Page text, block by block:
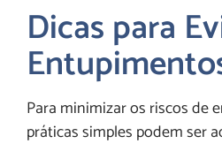
Dicas para
Para minimizar os riscos de
práticas simples podem ser